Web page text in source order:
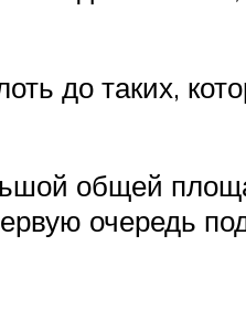
до таких,
общей
очередь